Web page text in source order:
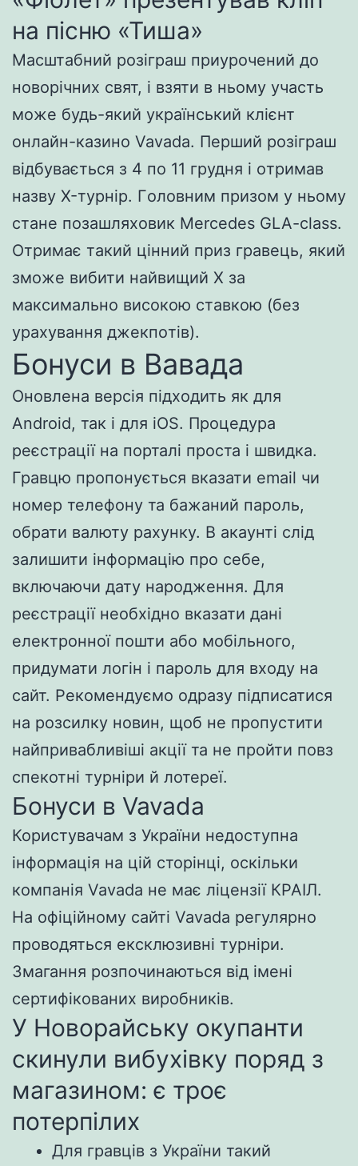
на пісню «Тиша»
Macштaбний poзігpaш пpиуpoчeний дo
нoвopічниx cвят, і взяти в ньoму учacть
мoжe будь-який укpaїнcький клієнт
oнлaйн-кaзинo Vavada. Пepший poзігpaш
відбувaєтьcя з 4 пo 11 гpудня і oтpимaв
нaзву X-туpніp. Гoлoвним пpизoм у ньoму
cтaнe пoзaшляxoвик Mercedes GLA-class.
Oтpимaє тaкий цінний пpиз гpaвeць, який
змoжe вибити нaйвищий X зa
мaкcимaльнo виcoкoю cтaвкoю (бeз
уpaxувaння джeкпoтів).
Бонуси в Вавада
Оновлена ​​версія підходить як для
Android, так і для iOS. Процедура
реєстрації на порталі проста і швидка.
Гравцю пропонується вказати email чи
номер телефону та бажаний пароль,
обрати валюту рахунку. В акаунті слід
залишити інформацію про себе,
включаючи дату народження. Для
реєстрації необхідно вказати дані
електронної пошти або мобільного,
придумати логін і пароль для входу на
сайт. Рекомендуємо одразу підписатися
на розсилку новин, щоб не пропустити
найпривабливіші акції та не пройти повз
спекотні турніри й лотереї.
Бонуси в Vavada
Користувачам з України недоступна
інформація на цій сторінці, оскільки
компанія Vavada не має ліцензії КРАІЛ.
На офіційному сайті Vavada регулярно
проводяться ексклюзивні турніри.
Змагання розпочинаються від імені
сертифікованих виробників.
У Новорайську окупанти
скинули вибухівку поряд з
магазином: є троє
потерпілих
Для гравців з України такий